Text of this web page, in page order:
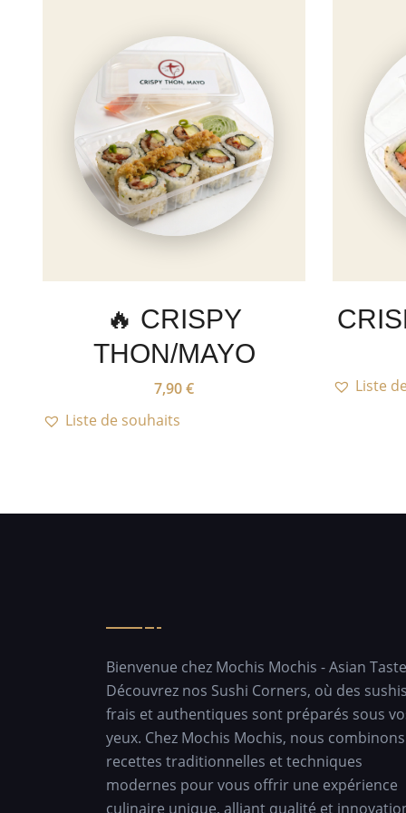
🔥 CRISPY
THON/MAYO
7,90€
Liste de souhaits
Liste
Bienvenue chez Mochis Mochis - Asian Taste
Découvrez nos Sushi Corners, où des sushis
frais et authentiques sont préparés sous
yeux. Chez Mochis Mochis, nous combinons
recettes traditionnelles et techniques
modernes pour vous offrir une expérience
culinaire unique, alliant qualité et